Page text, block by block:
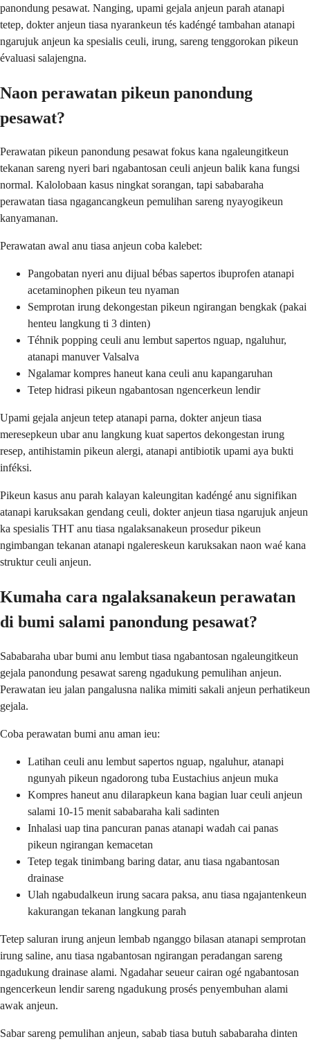
panondung pesawat. Nanging, upami gejala anjeun parah atanapi
tetep, dokter anjeun tiasa nyarankeun tés kadéngé tambahan atanapi
ngarujuk anjeun ka spesialis ceuli, irung, sareng tenggorokan pikeun
évaluasi salajengna.
Naon perawatan pikeun panondung
pesawat?
Perawatan pikeun panondung pesawat fokus kana ngaleungitkeun
tekanan sareng nyeri bari ngabantosan ceuli anjeun balik kana fungsi
normal. Kalolobaan kasus ningkat sorangan, tapi sababaraha
perawatan tiasa ngagancangkeun pemulihan sareng nyayogikeun
kanyamanan.
Perawatan awal anu tiasa anjeun coba kalebet:
Pangobatan nyeri anu dijual bébas sapertos ibuprofen atanapi
acetaminophen pikeun teu nyaman
Semprotan irung dekongestan pikeun ngirangan bengkak (pakai
henteu langkung ti 3 dinten)
Téhnik popping ceuli anu lembut sapertos nguap, ngaluhur,
atanapi manuver Valsalva
Ngalamar kompres haneut kana ceuli anu kapangaruhan
Tetep hidrasi pikeun ngabantosan ngencerkeun lendir
Upami gejala anjeun tetep atanapi parna, dokter anjeun tiasa
meresepkeun ubar anu langkung kuat sapertos dekongestan irung
resep, antihistamin pikeun alergi, atanapi antibiotik upami aya bukti
inféksi.
Pikeun kasus anu parah kalayan kaleungitan kadéngé anu signifikan
atanapi karuksakan gendang ceuli, dokter anjeun tiasa ngarujuk anjeun
ka spesialis THT anu tiasa ngalaksanakeun prosedur pikeun
ngimbangan tekanan atanapi ngalereskeun karuksakan naon waé kana
struktur ceuli anjeun.
Kumaha cara ngalaksanakeun perawatan
di bumi salami panondung pesawat?
Sababaraha ubar bumi anu lembut tiasa ngabantosan ngaleungitkeun
gejala panondung pesawat sareng ngadukung pemulihan anjeun.
Perawatan ieu jalan pangalusna nalika mimiti sakali anjeun perhatikeun
gejala.
Coba perawatan bumi anu aman ieu:
Latihan ceuli anu lembut sapertos nguap, ngaluhur, atanapi
ngunyah pikeun ngadorong tuba Eustachius anjeun muka
Kompres haneut anu dilarapkeun kana bagian luar ceuli anjeun
salami 10-15 menit sababaraha kali sadinten
Inhalasi uap tina pancuran panas atanapi wadah cai panas
pikeun ngirangan kemacetan
Tetep tegak tinimbang baring datar, anu tiasa ngabantosan
drainase
Ulah ngabudalkeun irung sacara paksa, anu tiasa ngajantenkeun
kakurangan tekanan langkung parah
Tetep saluran irung anjeun lembab nganggo bilasan atanapi semprotan
irung saline, anu tiasa ngabantosan ngirangan peradangan sareng
ngadukung drainase alami. Ngadahar seueur cairan ogé ngabantosan
ngencerkeun lendir sareng ngadukung prosés penyembuhan alami
awak anjeun.
Sabar sareng pemulihan anjeun, sabab tiasa butuh sababaraha dinten